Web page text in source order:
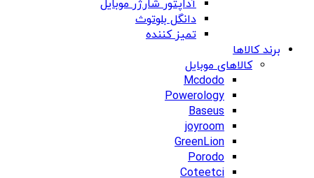
آداپتور شارژر موبایل
دانگل بلوتوث
تمیز کننده
برند کالاها
کالاهای موبایل
Mcdodo
Powerology
Baseus
joyroom
GreenLion
Porodo
Coteetci